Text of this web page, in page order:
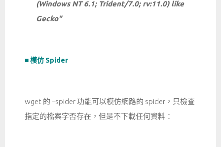
(Windows NT 6.1; Trident/7.0; rv:11.0) like
Gecko"
■ 模仿 Spider
wget 的 –spider 功能可以模仿網路的 spider，只檢查
指定的檔案字否存在，但是不下載任何資料：